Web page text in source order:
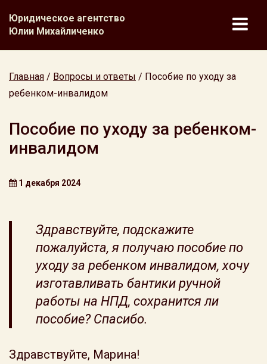
Юридическое агентство
Юлии Михайличенко
Главная / Вопросы и ответы / Пособие по уходу за
ребенком-инвалидом
Пособие по уходу за ребенком-
инвалидом
1 декабря 2024
Здравствуйте, подскажите
пожалуйста, я получаю пособие по
уходу за ребенком инвалидом, хочу
изготавливать бантики ручной
работы на НПД, сохранится ли
пособие? Спасибо.
Здравствуйте, Марина!